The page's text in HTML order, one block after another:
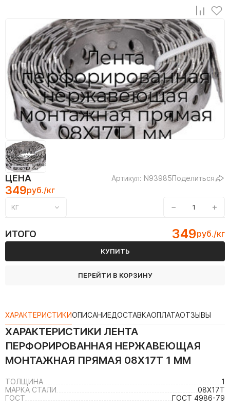
ЦЕНА Артикул: N93985Поделиться
349руб./кг
КГ − +
ИТОГО 349руб./кг
КУПИТЬ
ПЕРЕЙТИ В КОРЗИНУ
ХАРАКТЕРИСТИКИОПИСАНИЕДОСТАВКАОПЛАТАОТЗЫВЫ
ХАРАКТЕРИСТИКИ ЛЕНТА
ПЕРФОРИРОВАННАЯ НЕРЖАВЕЮЩАЯ
МОНТАЖНАЯ ПРЯМАЯ 08Х17Т 1 ММ
ТОЛЩИНА
1
МАРКА СТАЛИ
08Х17Т
ГОСТ
ГОСТ 4986-79